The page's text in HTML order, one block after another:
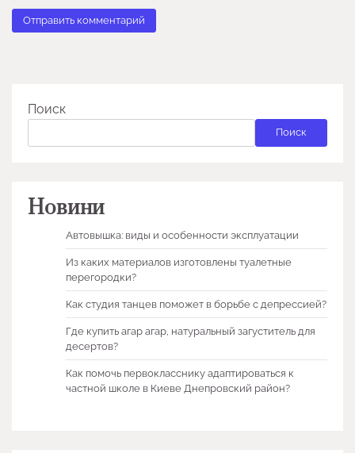
Поиск
Поиск
Новини
Автовышка: виды и особенности эксплуатации
Из каких материалов изготовлены туалетные
перегородки?
Как студия танцев поможет в борьбе с депрессией?
Где купить агар агар, натуральный загуститель для
десертов?
Как помочь первокласснику адаптироваться к
частной школе в Киеве Днепровский район?